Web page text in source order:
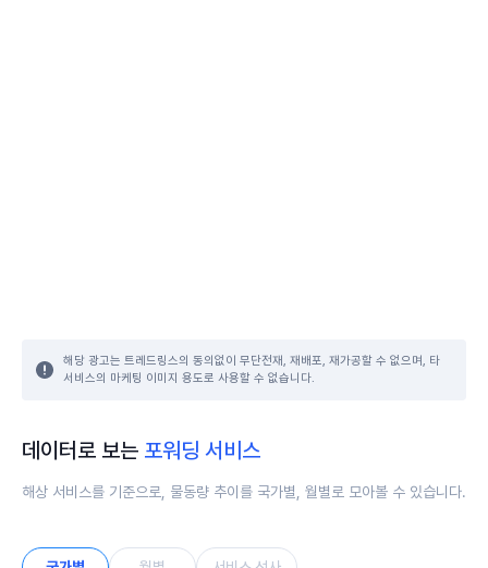
해당 광고는 트레드링스의 동의없이 무단전재, 재배포, 재가공할 수 없으며, 타
서비스의 마케팅 이미지 용도로 사용할 수 없습니다.
데이터로 보는 포워딩 서비스
해상 서비스를 기준으로, 물동량 추이를 국가별, 월별로 모아볼 수 있습니다.